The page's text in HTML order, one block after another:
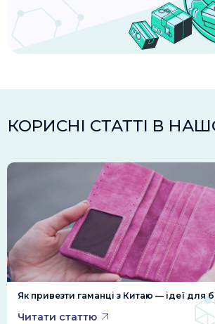
КОРИСНІ СТАТТІ В
Як привезти гаманці з Китаю — ідеї для
Читати статтю